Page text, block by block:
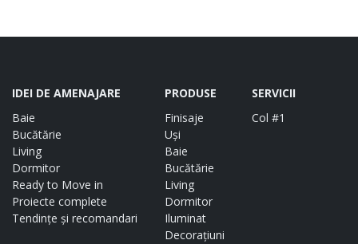
IDEI DE AMENAJARE
Baie
Bucătărie
Living
Dormitor
Ready to Move in
Proiecte complete
Tendințe și recomandari
PRODUSE
Finisaje
Uși
Baie
Bucătărie
Living
Dormitor
Iluminat
Decorațiuni
SERVICII
Col #1